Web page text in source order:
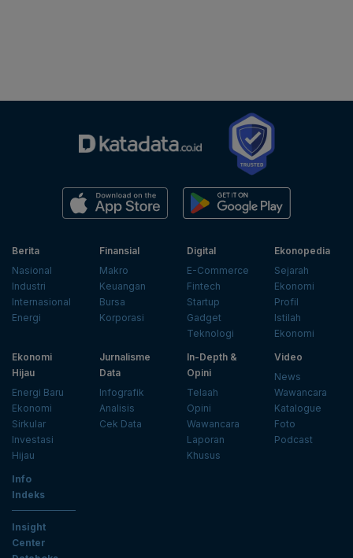
Berita
Nasional
Industri
Internasional
Energi
Finansial
Makro
Keuangan
Bursa
Korporasi
Digital
E-Commerce
Fintech
Startup
Gadget
Teknologi
Ekonopedia
Sejarah
Ekonomi
Profil
Istilah
Ekonomi
Ekonomi
Hijau
Energi Baru
Ekonomi
Sirkular
Investasi
Hijau
Jurnalisme
Data
Infografik
Analisis
Cek Data
In-Depth &
Opini
Telaah
Opini
Wawancara
Laporan
Khusus
Video
News
Wawancara
Katalogue
Foto
Podcast
Info
Indeks
Insight
Center